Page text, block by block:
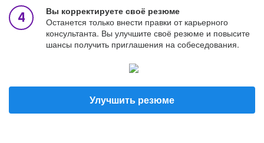
Вы корректируете своё резюме
Останется только внести правки от карьерного
консультанта. Вы улучшите своё резюме и повысите
шансы получить приглашения на собеседования.
Улучшить резюме